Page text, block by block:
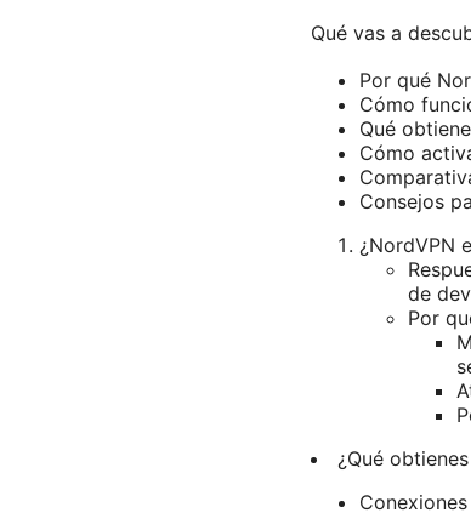
Qué vas a
Por qué
Cómo
Qué
Cómo
Consejos
¿NordVPN
de
Por
¿Qué